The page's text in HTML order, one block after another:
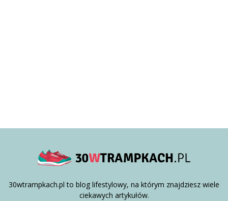
30wtrampkach.pl to blog lifestylowy, na którym znajdziesz wiele
ciekawych artykułów.